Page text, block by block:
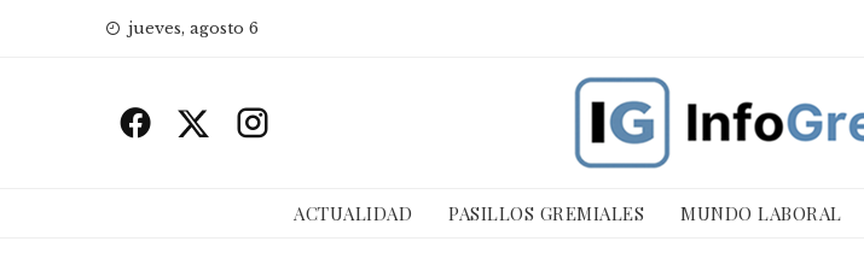
jueves, agosto 6
ACTUALIDAD PASILLOS GREMIALES MUNDO LABORAL